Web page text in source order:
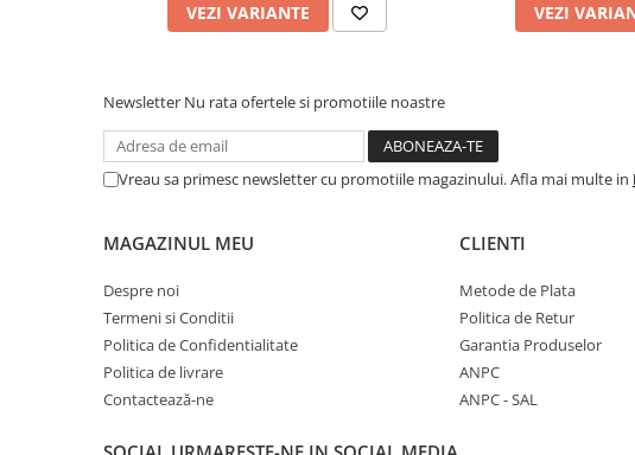
VEZI VARIANTE VEZI
Newsletter Nu rata ofertele si promotiile noastre
Vreau sa primesc newsletter cu promotiile magazinului. Afla mai multe in
MAGAZINUL MEU
Despre noi
Termeni si Conditii
Politica de Confidentialitate
Politica de livrare
Contactează-ne
CLIENTI
Metode de Plata
Politica de Retur
Garantia Produselor
ANPC
ANPC - SAL